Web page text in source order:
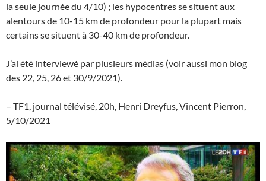
la seule journée du 4/10) ; les hypocentres se situent aux
alentours de 10-15 km de profondeur pour la plupart mais
certains se situent à 30-40 km de profondeur.
J’ai été interviewé par plusieurs médias (voir aussi mon blog
des 22, 25, 26 et 30/9/2021).
– TF1, journal télévisé, 20h, Henri Dreyfus, Vincent Pierron,
5/10/2021